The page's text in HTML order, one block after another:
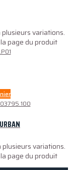
plusieurs variations.
page du produit
plusieurs variations.
page du produit